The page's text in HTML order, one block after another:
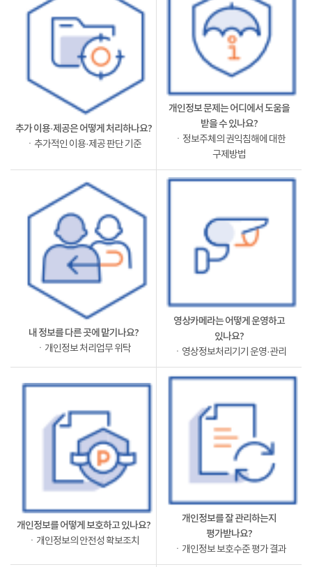
추가 이용·제공은 어떻게 처리하나요?
ㆍ추가적인 이용·제공 판단 기준
개인정보 문제는 어디에서 도움을
받을 수 있나요?
ㆍ정보주체의 권익침해에 대한
구제방법
내 정보를 다른 곳에 맡기나요?
ㆍ개인정보 처리업무 위탁
영상카메라는 어떻게 운영하고
있나요?
ㆍ영상정보처리기기 운영·관리
개인정보를 어떻게 보호하고 있나요?
ㆍ개인정보의 안전성 확보조치
개인정보를 잘 관리하는지
평가받나요?
ㆍ개인정보 보호수준 평가 결과